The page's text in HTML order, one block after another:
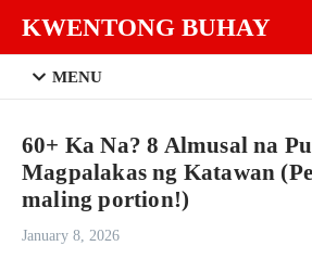
KWENTONG BUHAY
MENU
60+ Ka Na? 8 Almusal na
Magpalakas ng Katawan
maling portion!)
January 8, 2026